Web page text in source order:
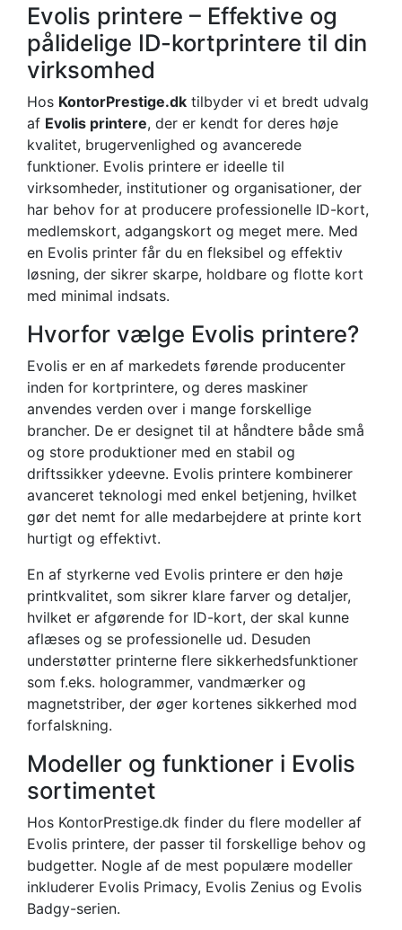
Evolis printere – Effektive og
pålidelige ID-kortprintere til din
virksomhed
Hos KontorPrestige.dk tilbyder vi et bredt udvalg
af Evolis printere, der er kendt for deres høje
kvalitet, brugervenlighed og avancerede
funktioner. Evolis printere er ideelle til
virksomheder, institutioner og organisationer, der
har behov for at producere professionelle ID-kort,
medlemskort, adgangskort og meget mere. Med
en Evolis printer får du en fleksibel og effektiv
løsning, der sikrer skarpe, holdbare og flotte kort
med minimal indsats.
Hvorfor vælge Evolis printere?
Evolis er en af markedets førende producenter
inden for kortprintere, og deres maskiner
anvendes verden over i mange forskellige
brancher. De er designet til at håndtere både små
og store produktioner med en stabil og
driftssikker ydeevne. Evolis printere kombinerer
avanceret teknologi med enkel betjening, hvilket
gør det nemt for alle medarbejdere at printe kort
hurtigt og effektivt.
En af styrkerne ved Evolis printere er den høje
printkvalitet, som sikrer klare farver og detaljer,
hvilket er afgørende for ID-kort, der skal kunne
aflæses og se professionelle ud. Desuden
understøtter printerne flere sikkerhedsfunktioner
som f.eks. hologrammer, vandmærker og
magnetstriber, der øger kortenes sikkerhed mod
forfalskning.
Modeller og funktioner i Evolis
sortimentet
Hos KontorPrestige.dk finder du flere modeller af
Evolis printere, der passer til forskellige behov og
budgetter. Nogle af de mest populære modeller
inkluderer Evolis Primacy, Evolis Zenius og Evolis
Badgy-serien.